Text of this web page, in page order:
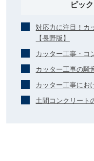
ピッ
対応力に注目！カ
【長野版】
カッター工事・コ
カッター工事の騒
カッター工事にお
土間コンクリート